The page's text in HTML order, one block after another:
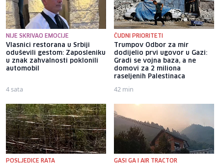
NIJE SKRIVAO EMOCIJE
Vlasnici restorana u Srbiji
oduševili gestom: Zaposleniku
u znak zahvalnosti poklonili
automobil
4 sata
ČUDNI PRIORITETI
Trumpov Odbor za mir
dodijelio prvi ugovor u Gazi:
Gradi se vojna baza, a ne
domovi za 2 miliona
raseljenih Palestinaca
42 min
POSLJEDICE RATA GASI GA I AIR TRACTOR